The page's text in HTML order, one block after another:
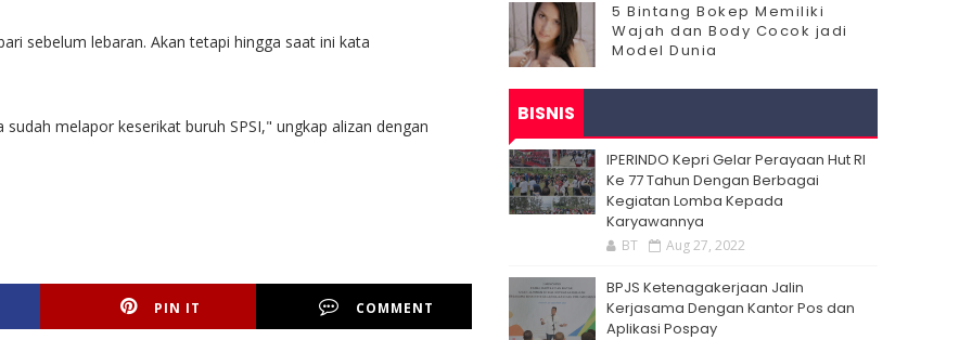
sebelum lebaran. Akan tetapi hingga saat ini kata
melapor keserikat buruh SPSI," ungkap alizan dengan
PIN IT COMMENT
5 Bintang Bokep Memiliki
Wajah dan Body Cocok jadi
Model Dunia
BISNIS
IPERINDO Kepri Gelar Perayaan Hut RI
Ke 77 Tahun Dengan Berbagai
Kegiatan Lomba Kepada
Karyawannya
BT Aug 27, 2022
BPJS Ketenagakerjaan Jalin
Kerjasama Dengan Kantor Pos dan
Aplikasi Pospay